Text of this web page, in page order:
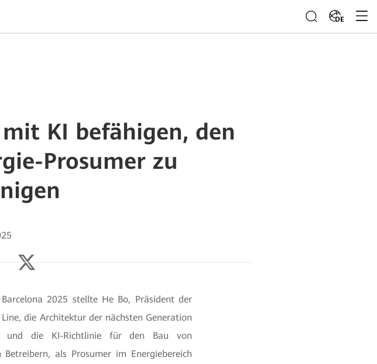
DE
KI befähigen, den
Prosumer zu
2025 stellte He Bo, Präsident der
die Architektur der nächsten Generation
und die KI-Richtlinie für den Bau von
als Prosumer im Energiebereich